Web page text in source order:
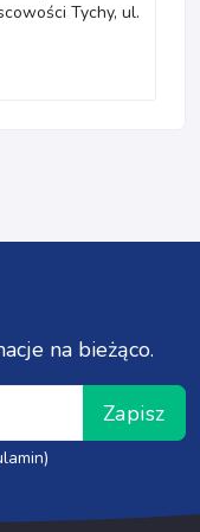
Tychy, ul.
na bieżąco.
Zapisz